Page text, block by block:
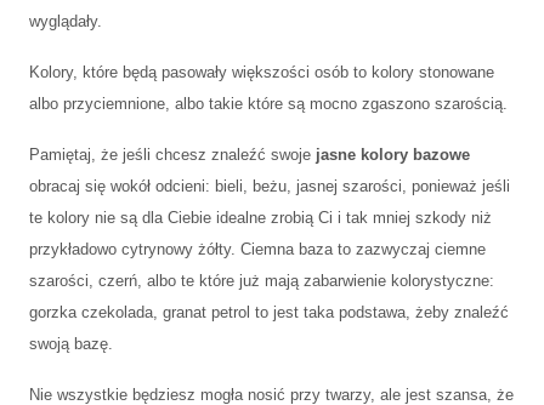
wyglądały.
Kolory, które będą pasowały większości osób to kolory stonowane
albo przyciemnione, albo takie które są mocno zgaszono szarością.
Pamiętaj, że jeśli chcesz znaleźć swoje jasne kolory bazowe
obracaj się wokół odcieni: bieli, beżu, jasnej szarości, ponieważ jeśli
te kolory nie są dla Ciebie idealne zrobią Ci i tak mniej szkody niż
przykładowo cytrynowy żółty. Ciemna baza to zazwyczaj ciemne
szarości, czerń, albo te które już mają zabarwienie kolorystyczne:
gorzka czekolada, granat petrol to jest taka podstawa, żeby znaleźć
swoją bazę.
Nie wszystkie będziesz mogła nosić przy twarzy, ale jest szansa, że